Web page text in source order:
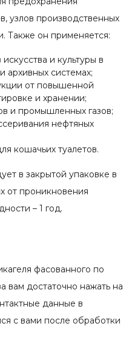
узлов производственных
Также он применяется:
и культуры в
архивных системах;
от повышенной
и хранении;
и промышленных газов;
нефтяных
кошачьих туалетов.
в закрытой упаковке в
от проникновения
– 1 год.
фасованного по
вам достаточно нажать на
данные в
с вами после обработки